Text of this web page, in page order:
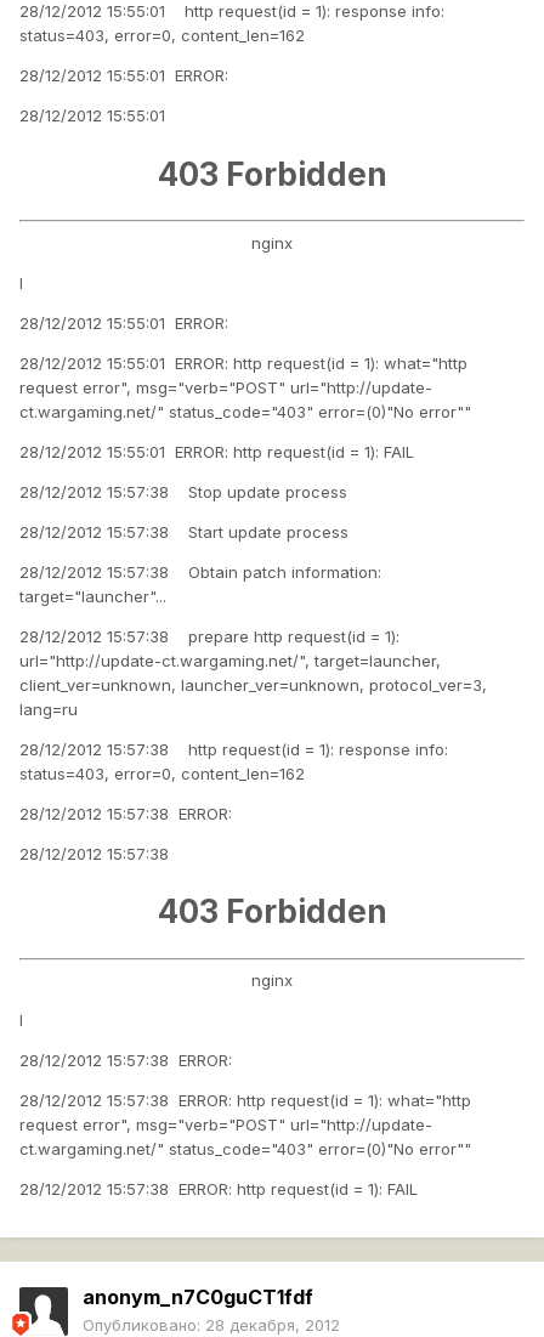
28/12/2012 15:55:01 http request(id = 1): response info:
status=403, error=0, content_len=162
28/12/2012 15:55:01 ERROR:
28/12/2012 15:55:01
403 Forbidden
nginx
I
28/12/2012 15:55:01 ERROR:
28/12/2012 15:55:01 ERROR: http request(id = 1): what="http
request error", msg="verb="POST" url="http://update-
ct.wargaming.net/" status_code="403" error=(0)"No error""
28/12/2012 15:55:01 ERROR: http request(id = 1): FAIL
28/12/2012 15:57:38 Stop update process
28/12/2012 15:57:38 Start update process
28/12/2012 15:57:38 Obtain patch information:
target="launcher"...
28/12/2012 15:57:38 prepare http request(id = 1):
url="http://update-ct.wargaming.net/", target=launcher,
client_ver=unknown, launcher_ver=unknown, protocol_ver=3,
lang=ru
28/12/2012 15:57:38 http request(id = 1): response info:
status=403, error=0, content_len=162
28/12/2012 15:57:38 ERROR:
28/12/2012 15:57:38
403 Forbidden
nginx
I
28/12/2012 15:57:38 ERROR:
28/12/2012 15:57:38 ERROR: http request(id = 1): what="http
request error", msg="verb="POST" url="http://update-
ct.wargaming.net/" status_code="403" error=(0)"No error""
28/12/2012 15:57:38 ERROR: http request(id = 1): FAIL
anonym_n7C0guCT1fdf
Опубликовано: 28 декабря, 2012